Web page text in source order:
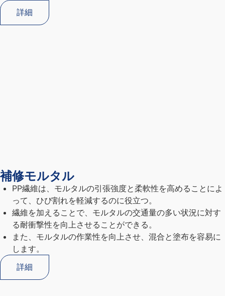
詳細
補修モルタル
PP繊維は、モルタルの引張強度と柔軟性を高めることによ
って、ひび割れを軽減するのに役立つ。
繊維を加えることで、モルタルの交通量の多い状況に対す
る耐衝撃性を向上させることができる。
また、モルタルの作業性を向上させ、混合と塗布を容易に
します。
詳細